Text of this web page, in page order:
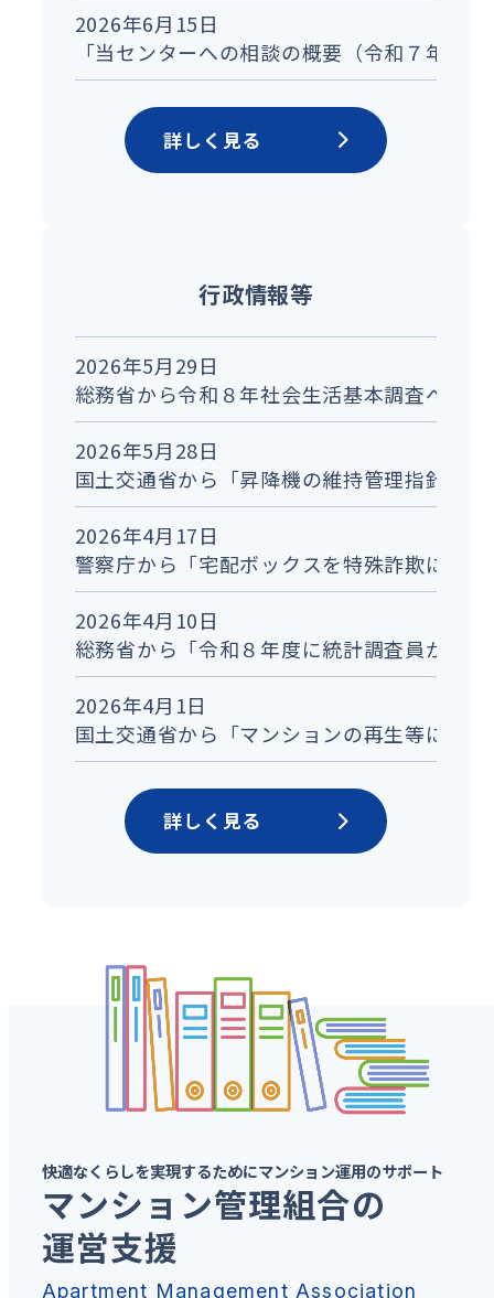
2026年6月15日
「当センターへの相談の概要（令和７年度
詳しく見る
行政情報等
2026年5月29日
総務省から令和８年社会生活基本調査への
2026年5月28日
国土交通省から「昇降機の維持管理指針及
2026年4月17日
警察庁から「宅配ボックスを特殊詐欺に悪
2026年4月10日
総務省から「令和８年度に統計調査員が調
2026年4月1日
国土交通省から「マンションの再生等に係
詳しく見る
快適なくらしを実現するためにマンション運用のサポート
マンション管理組合の
運営支援
Apartment Management Association